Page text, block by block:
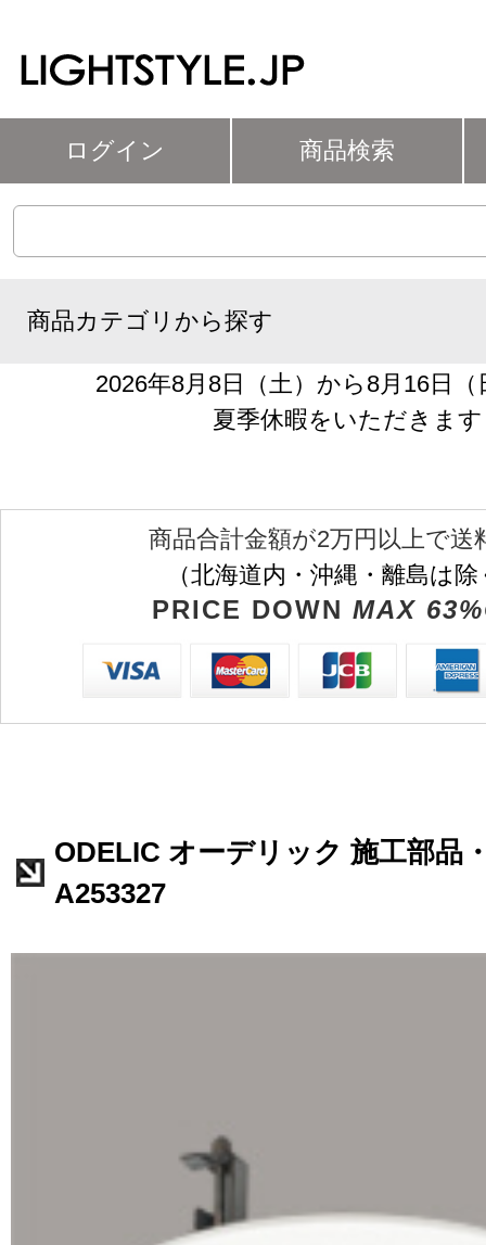
ログイン 商品検索
商品カテゴリから探す
2026年8月8日（土）から8月16日
夏季休暇をいただきます
商品合計金額が2万円以上で送
（北海道内・沖縄・離島は
PRICE DOWN MAX
ODELIC オーデリック 施工部品
A253327